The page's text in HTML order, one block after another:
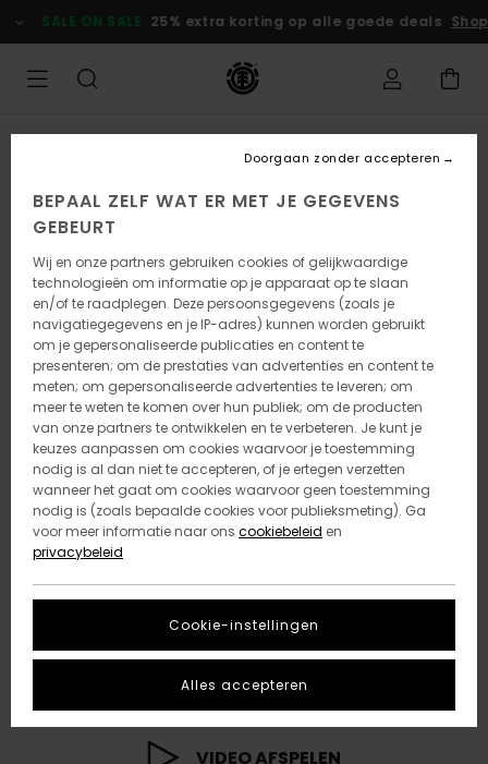
naar
Productinformatie
SALE ON SALE 25% extra korting op alle goede deals
VIDEO AFSPELEN
BEPAAL ZELF WAT ER MET JE GEGEVENS
GEBEURT
Wij en onze partners gebruiken cookies of gelijkwaardige
technologieën om informatie op je apparaat op te slaan
en/of te raadplegen. Deze persoonsgegevens (zoals je
navigatiegegevens en je IP-adres) kunnen worden gebruikt
om je gepersonaliseerde publicaties en content te
presenteren; om de prestaties van advertenties en content te
meten; om gepersonaliseerde advertenties te leveren; om
meer te weten te komen over hun publiek; om de producten
van onze partners te ontwikkelen en te verbeteren. Je kunt je
keuzes aanpassen om cookies waarvoor je toestemming
nodig is al dan niet te accepteren, of je ertegen verzetten
wanneer het gaat om cookies waarvoor geen toestemming
nodig is (zoals bepaalde cookies voor publieksmeting). Ga
voor meer informatie naar ons cookiebeleid en
privacybeleid
Cookie-instellingen
Doorgaan zonder accepteren
Alles accepteren